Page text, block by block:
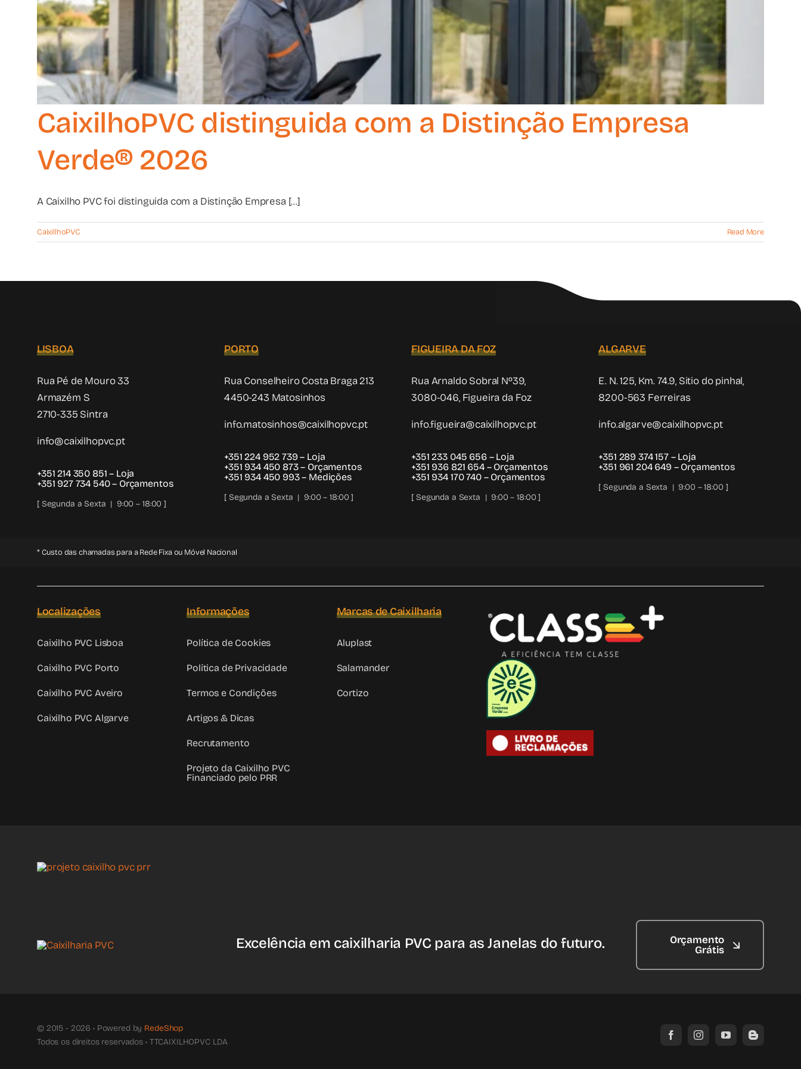
CaixilhoPVC distinguida com a Distinção Empresa
Verde® 2026
A Caixilho PVC foi distinguida com a Distinção Empresa [...]
CaixillhoPVC Read More
LISBOA
Rua Pé de Mouro 33
Armazém S
2710-335 Sintra
info@caixilhopvc.pt
+351 214 350 851 – Loja
+351 927 734 540– Orçamentos
[ Segunda a Sexta | 9:00 – 18:00 ]
PORTO
Rua Conselheiro Costa Braga 213
4450-243 Matosinhos
info.matosinhos@caixilhopvc.pt
+351 224 952 739– Loja
+351 934 450 873– Orçamentos
+351 934 450 993– Medições
[ Segunda a Sexta | 9:00 – 18:00 ]
FIGUEIRA DA FOZ
Rua Arnaldo Sobral Nº39,
3080-046, Figueira da Foz
info.figueira@caixilhopvc.pt
+351 233 045 656– Loja
+351 936 821 654– Orçamentos
+351 934 170 740– Orçamentos
[ Segunda a Sexta | 9:00 – 18:00 ]
ALGARVE
E. N. 125, Km. 74.9, Sitio do pinhal,
8200-563 Ferreiras
info.algarve@caixilhopvc.pt
+351 289 374 157– Loja
+351 961 204 649 – Orçamentos
[ Segunda a Sexta | 9:00 – 18:00 ]
* Custo das chamadas para a Rede Fixa ou Móvel Nacional
Localizações
Caixilho PVC Lisboa
Caixilho PVC Porto
Caixilho PVC Aveiro
Caixilho PVC Algarve
Informações
Política de Cookies
Política de Privacidade
Termos e Condições
Artigos & Dicas
Recrutamento
Projeto da Caixilho PVC
Financiado pelo PRR
Marcas de Caixilharia
Aluplast
Salamander
Cortizo
Excelência em caixilharia PVC para as Janelas do futuro.
Orçamento
Grátis
© 2015 - 2026 • Powered by RedeShop
Todos os direitos reservados • TTCAIXILHOPVC LDA